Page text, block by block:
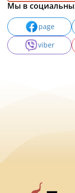
Мы в
page
viber